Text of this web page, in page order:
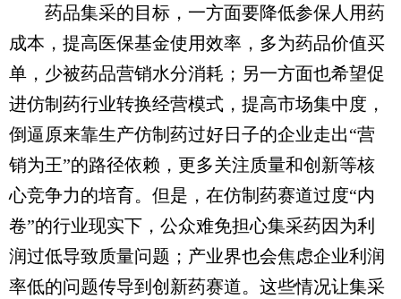
药品集采的目标，一方面要降低参保人用药
成本，提高医保基金使用效率，多为药品价值买
单，少被药品营销水分消耗；另一方面也希望促
进仿制药行业转换经营模式，提高市场集中度，
倒逼原来靠生产仿制药过好日子的企业走出“营
销为王”的路径依赖，更多关注质量和创新等核
心竞争力的培育。但是，在仿制药赛道过度“内
卷”的行业现实下，公众难免担心集采药因为利
润过低导致质量问题；产业界也会焦虑企业利润
率低的问题传导到创新药赛道。这些情况让集采